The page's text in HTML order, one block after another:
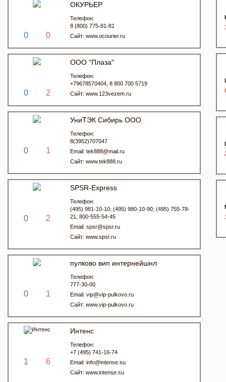
0 0
ОКУРЬЕР
Телефон:
8 (800) 775-81-81
Сайт: www.ocourier.ru
0 2
ООО "Плаза"
Телефон:
+79678570404, 8 800 700 5719
Сайт: www.123vezem.ru
0 1
УниТЭК Сибирь ООО
Телефон:
8(3952)707047
Email: tek888@mail.ru
Сайт: www.tek888.ru
0 2
SPSR-Express
Телефон:
(495) 981-10-10; (495) 980-10-90; (495) 755-78-
21; 800-555-54-45
Email: spsr@spsr.ru
Сайт: www.spsr.ru
0 1
пулково вип интернейшнл
Телефон:
777-30-00
Email: vip@vip-pulkovo.ru
Сайт: www.vip-pulkovo.ru
1 6
Интенс
Телефон:
+7 (495) 741-16-74
Email: info@intense.su
Сайт: www.intense.su